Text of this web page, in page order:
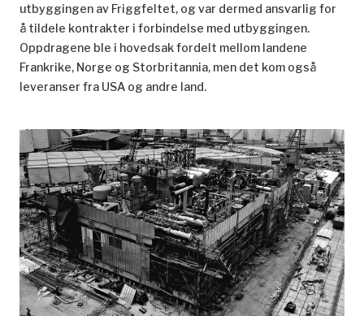
utbyggingen av Friggfeltet, og var dermed ansvarlig for
å tildele kontrakter i forbindelse med utbyggingen.
Oppdragene ble i hovedsak fordelt mellom landene
Frankrike, Norge og Storbritannia, men det kom også
leveranser fra USA og andre land.